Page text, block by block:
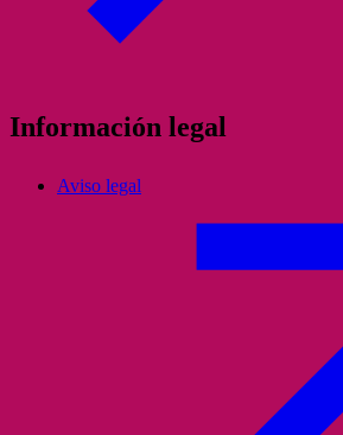
Información legal
Aviso legal